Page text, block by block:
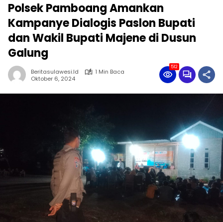
Polsek Pamboang Amankan
Kampanye Dialogis Paslon Bupati
dan Wakil Bupati Majene di Dusun
Galung
Beritasulawesi.id
1 Min Baca
Oktober 6, 2024
512